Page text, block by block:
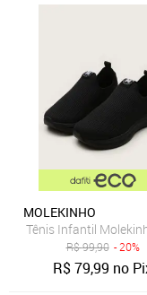
MOLEKINHO
Tênis Infantil
R$99,90 - 20%
R$79,99 no